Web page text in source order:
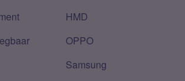
HMD
OPPO
Samsung